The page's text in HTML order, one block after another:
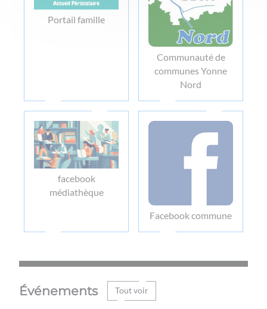
Portail famille
Communauté de
communes Yonne
Nord
facebook
médiathèque
Facebook commune
Événements Tout voir